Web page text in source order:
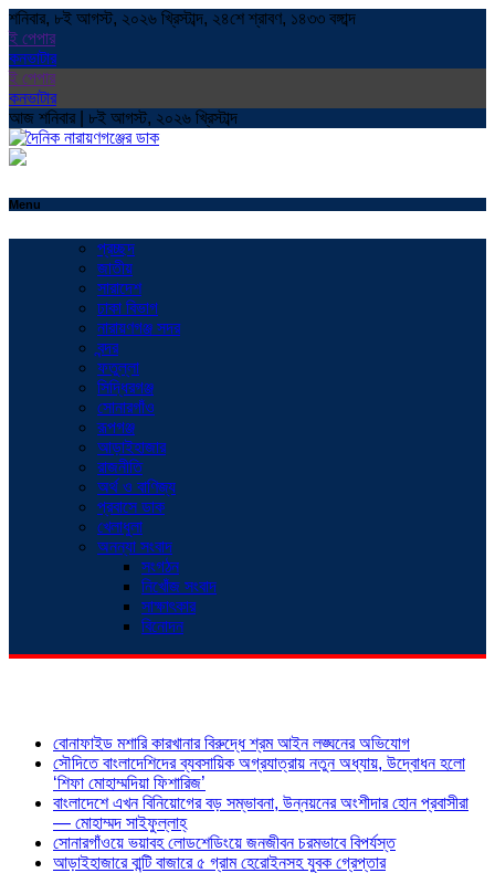
শনিবার, ৮ই আগস্ট, ২০২৬ খ্রিস্টাব্দ, ২৪শে শ্রাবণ, ১৪৩৩ বঙ্গাব্দ
ই পেপার
কনভাটার
ই পেপার
কনভাটার
আজ শনিবার | ৮ই আগস্ট, ২০২৬ খ্রিস্টাব্দ
Menu
প্রচ্ছদ
জাতীয়
সারাদেশ
ঢাকা বিভাগ
নারায়ণগঞ্জ সদর
বন্দর
ফতুল্লা
সিদ্ধিরগঞ্জ
সোনারগাঁও
রূপগঞ্জ
আড়াইহাজার
রাজনীতি
অর্থ ও বাণিজ্য
প্রবাসে ডাক
খেলাধুলা
অনন্যা সংবাদ
সংগঠন
নিখোঁজ সংবাদ
সাক্ষাৎকার
বিনোদন
বোনাফাইড মশারি কারখানার বিরুদ্ধে শ্রম আইন লঙ্ঘনের অভিযোগ
সৌদিতে বাংলাদেশিদের ব্যবসায়িক অগ্রযাত্রায় নতুন অধ্যায়, উদ্বোধন হলো
‘শিফা মোহাম্মদিয়া ফিশারিজ’
বাংলাদেশে এখন বিনিয়োগের বড় সম্ভাবনা, উন্নয়নের অংশীদার হোন প্রবাসীরা
— মোহাম্মদ সাইফুল্লাহ্
সোনারগাঁওয়ে ভয়াবহ লোডশেডিংয়ে জনজীবন চরমভাবে বিপর্যস্ত
আড়াইহাজারে বান্টি বাজারে ৫ গ্রাম হেরোইনসহ যুবক গ্রেপ্তার